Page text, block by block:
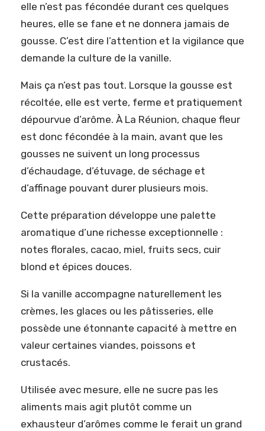
elle n’est pas fécondée durant ces quelques
heures, elle se fane et ne donnera jamais de
gousse. C’est dire l’attention et la vigilance que
demande la culture de la vanille.
Mais ça n’est pas tout. Lorsque la gousse est
récoltée, elle est verte, ferme et pratiquement
dépourvue d’arôme. À La Réunion, chaque fleur
est donc fécondée à la main, avant que les
gousses ne suivent un long processus
d’échaudage, d’étuvage, de séchage et
d’affinage pouvant durer plusieurs mois.
Cette préparation développe une palette
aromatique d’une richesse exceptionnelle :
notes florales, cacao, miel, fruits secs, cuir
blond et épices douces.
Si la vanille accompagne naturellement les
crèmes, les glaces ou les pâtisseries, elle
possède une étonnante capacité à mettre en
valeur certaines viandes, poissons et
crustacés.
Utilisée avec mesure, elle ne sucre pas les
aliments mais agit plutôt comme un
exhausteur d’arômes comme le ferait un grand